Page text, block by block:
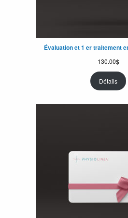
Évaluation et 1 er traitement
130.00$
Détails